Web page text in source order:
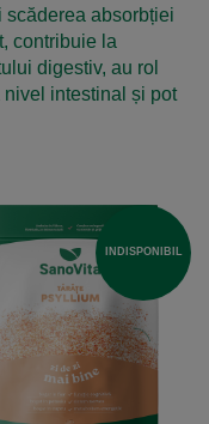
absorbției
contribuie la
digestiv, au rol
intestinal și pot
INDISPONIBIL